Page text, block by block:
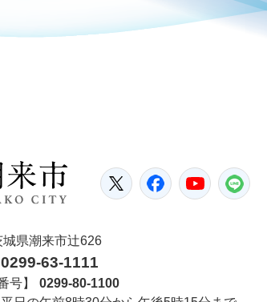
潮来市
Twitter FacebookYoutube
県潮来市辻626
0299-63-1111
号】
0299-80-1100